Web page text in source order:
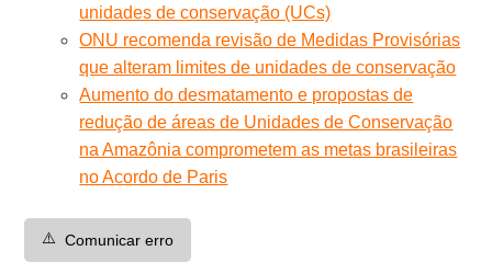
unidades de conservação (UCs)
ONU recomenda revisão de Medidas Provisórias
que alteram limites de unidades de conservação
Aumento do desmatamento e propostas de
redução de áreas de Unidades de Conservação
na Amazônia comprometem as metas brasileiras
no Acordo de Paris
⚠️ Comunicar erro